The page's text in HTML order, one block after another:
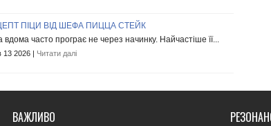
ПІЦИ ВІД ШЕФА ПИЦЦА СТЕЙК
вдома часто програє не через начинку. Найчастіше її...
13 2026 | Читати далі
ВАЖЛИВО